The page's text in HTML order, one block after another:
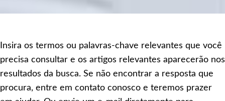
Insira os termos ou palavras-chave relevantes que você
precisa consultar e os artigos relevantes aparecerão nos
resultados da busca. Se não encontrar a resposta que
procura, entre em contato conosco e teremos prazer